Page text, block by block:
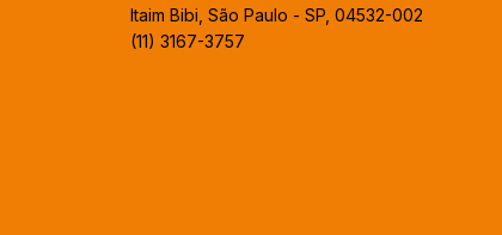
Itaim Bibi, São Paulo - SP, 04532-002
(11) 3167-3757